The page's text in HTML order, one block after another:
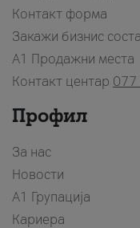
Контакт форма
Закажи бизнис
A1 Продажни места
Контакт центар 077
Профил
За нас
Новости
А1 Групација
Кариера